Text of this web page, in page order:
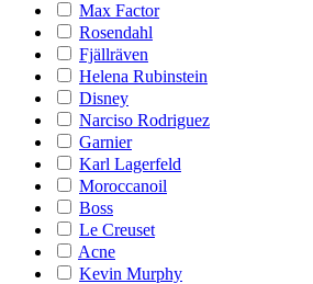
Max Factor
Rosendahl
Fjällräven
Helena Rubinstein
Disney
Narciso Rodriguez
Garnier
Karl Lagerfeld
Moroccanoil
Boss
Le Creuset
Acne
Kevin Murphy